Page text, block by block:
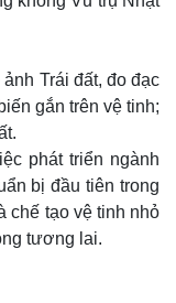
Trái đất, đo đạc
gắn trên vệ tinh;
phát triển ngành
bị đầu tiên trong
chế tạo vệ tinh nhỏ
tương lai.